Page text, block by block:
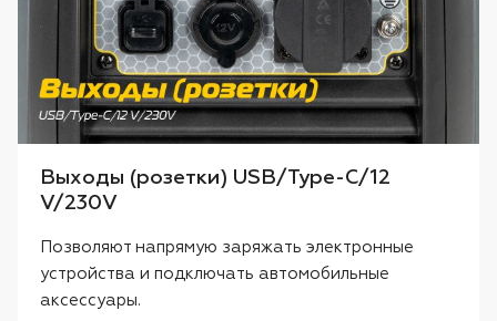
Выходы (розетки) USB/Type-C/12
V/230V
Позволяют напрямую заряжать электронные
устройства и подключать автомобильные
аксессуары.